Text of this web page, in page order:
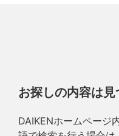
お探しの内容は
DAIKENホームページ